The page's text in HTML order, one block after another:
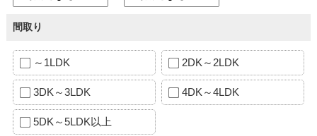
間取り
～1LDK 2DK～2LDK
3DK～3LDK 4DK～4LDK
5DK～5LDK以上